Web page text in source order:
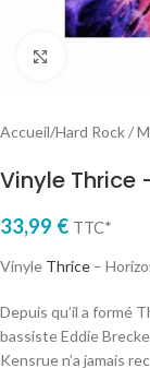
Accueil/Hard Rock /
Vinyle Thrice
33,99 € TTC*
Vinyle Thrice –
Depuis qu’il a formé
bassiste Eddie
Kensrue n’a jamais